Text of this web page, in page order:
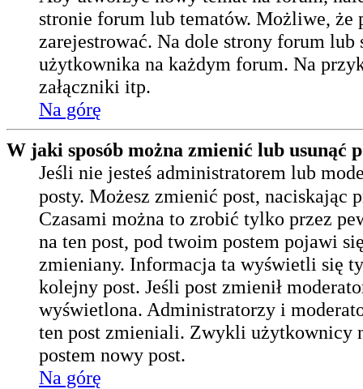
stronie forum lub tematów. Możliwe, że
zarejestrować. Na dole strony forum
użytkownika na każdym forum. Na
załączniki itp.
Na górę
W jaki sposób można zmienić lub usunąć
Jeśli nie jesteś administratorem lub
posty. Możesz zmienić post, naciskając
Czasami można to zrobić tylko przez
na ten post, pod twoim postem pojawi
zmieniany. Informacja ta wyświetli się
kolejny post. Jeśli post zmienił
wyświetlona. Administratorzy i
ten post zmieniali. Zwykli użytkownicy
postem nowy post.
Na górę